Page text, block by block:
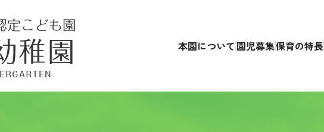
本園について 園児募集保育の特長